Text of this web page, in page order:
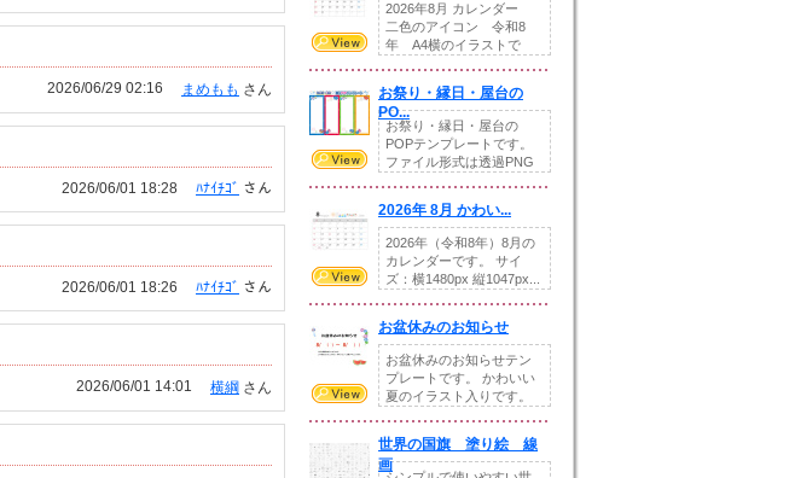
まめもも さん
2026/06/29 02:16
ﾊﾅｲﾁｺﾞ さん
2026/06/01 18:28
ﾊﾅｲﾁｺﾞ さん
2026/06/01 18:26
横綱 さん
2026/06/01 14:01
2026年8月 カレンダー
二色のアイコン 令和8
年 A4横のイラストで
お祭り・縁日・屋台の
PO...
お祭り・縁日・屋台の
POPテンプレートです。
ファイル形式は透過PNG
2026年 8月 かわい...
2026年（令和8年）8月の
カレンダーです。 サイ
ズ：横1480px 縦1047px...
お盆休みのお知らせ
お盆休みのお知らせテン
プレートです。 かわいい
夏のイラスト入りです。
世界の国旗 塗り絵 線
画